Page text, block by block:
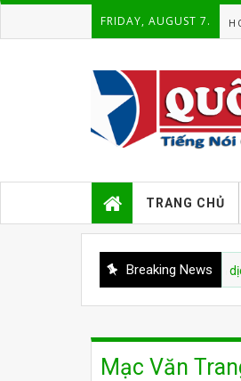
FRIDAY, AUGUST 7.
TRANG CHỦ
Breaking News
Nam bị cáo buộc tái diễn chiến dịch đàn
Mạc Văn